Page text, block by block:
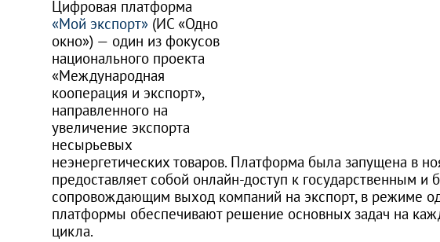
Цифровая платформа
«Мой экспорт»(ИС «Одно
окно») — один из фокусов
национального проекта
«Международная
кооперация и экспорт»,
направленного на
увеличение экспорта
несырьевых
неэнергетических товаров. Платформа была запущена в
предоставляет собой онлайн-доступ к государственным и
сопровождающим выход компаний на экспорт, в режиме
платформы обеспечивают решение основных задач на
цикла.